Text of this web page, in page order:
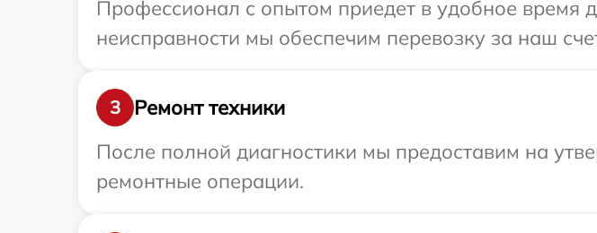
Профессионал с опытом приедет в удобное время
неисправности мы обеспечим перевозку за наш
3
Ремонт техники
После полной диагностики мы предоставим на
ремонтные операции.